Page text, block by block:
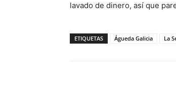
lavado de dinero, así que
ETIQUETAS Águeda Galicia La